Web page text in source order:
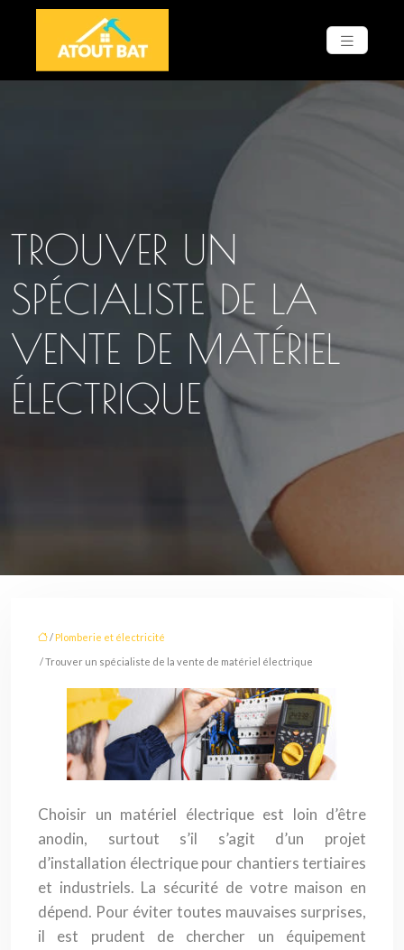
TROUVER UN
SPÉCIALISTE DE LA
VENTE DE MATÉRIEL
ÉLECTRIQUE
/ Plomberie et électricité
/ Trouver un spécialiste de la vente de matériel électrique
Choisir un matériel électrique est loin d’être
anodin, surtout s’il s’agit d’un projet
d’installation électrique pour chantiers tertiaires
et industriels. La sécurité de votre maison en
dépend. Pour éviter toutes mauvaises surprises,
il est prudent de chercher un équipement